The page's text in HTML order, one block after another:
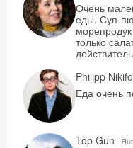
Очень
еды. Суп-
только
Philipp
Еда очень
Top Gun